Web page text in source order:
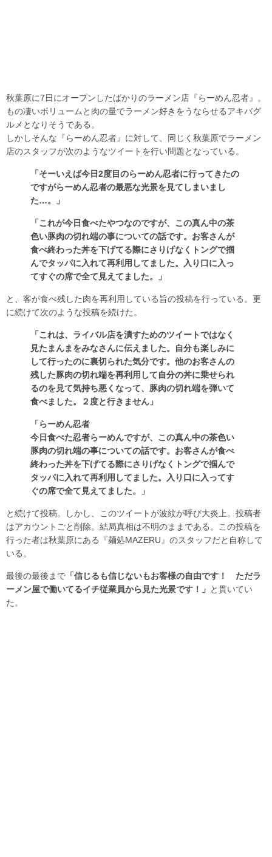
秋葉原に7日にオープンしたばかりのラーメン店『らーめん忍者』。
もの凄いボリュームと肉の量でラーメン好きをうならせるアキバグ
ルメとなりそうである。
しかしそんな『らーめん忍者』に対して、同じく秋葉原でラーメン
店のスタッフが次のようなツイートを行い問題となっている。
「そーいえば今日2度目のらーめん忍者に行ってきたの
ですがらーめん忍者の最悪な光景を見てしまいまし
た…。」
「これが今日食べたやつなのですが、この真ん中の茶
色い豚肉の切れ端の事についての話です。お客さんが
食べ終わった丼を下げてる際にさりげなくトングで掴
んでタッパに入れて再利用してました。入り口に入っ
てすぐの席で全て見えてました。」
と、客が食べ残した肉を再利用している旨の投稿を行っている。更
に続けて次のような投稿を続けた。
「これは、ライバル店を潰すためのツイートではなく
見たまんまをみなさんに伝えました。自分も楽しみに
して行ったのに裏切られた気分です。他のお客さんの
残した豚肉の切れ端を再利用して自分の丼に乗せられ
るのを見て気持ち悪くなって、豚肉の切れ端を弾いて
食べました。２度と行きません」
「らーめん忍者
今日食べた忍者らーめんですが、この真ん中の茶色い
豚肉の切れ端の事についての話です。お客さんが食べ
終わった丼を下げてる際にさりげなくトングで掴んで
タッパに入れて再利用してました。入り口に入ってす
ぐの席で全て見えてました。」
と続けて投稿。しかし、このツイートが波紋が呼び大炎上。投稿者
はアカウントごと削除。結局真相は不明のままである。この投稿を
行った者は秋葉原にある『麺処MAZERU』のスタッフだと自称して
いる。
最後の最後まで 「信じるも信じないもお客様の自由です！ ただラ
ーメン屋で働いてるイチ従業員から見た光景です！」 と貫いてい
た。